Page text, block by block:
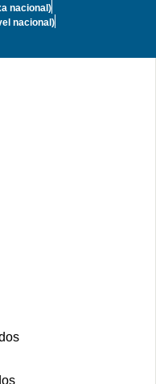
nacional)
nacional)